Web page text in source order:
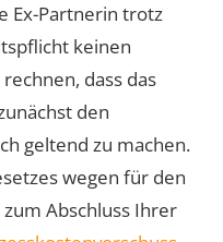
Ex-Partnerin trotz
keinen
dass das
den
geltend zu machen.
wegen für den
Abschluss Ihrer